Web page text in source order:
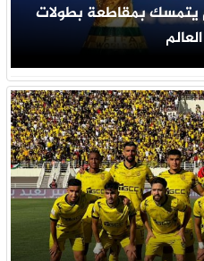
يتمسك بمقاطعة بطولات